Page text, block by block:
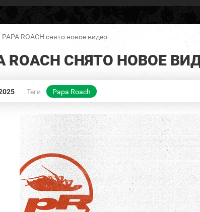
ROACH снято новое видео
СНЯТО НОВОЕ
Теги Papa Roach